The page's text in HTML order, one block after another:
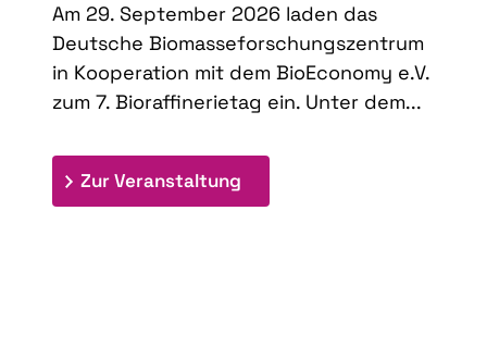
Am 29. September 2026 laden das
Deutsche Biomasseforschungszentrum
in Kooperation mit dem BioEconomy e.V.
zum 7. Bioraffinerietag ein. Unter dem...
Zur Veranstaltung